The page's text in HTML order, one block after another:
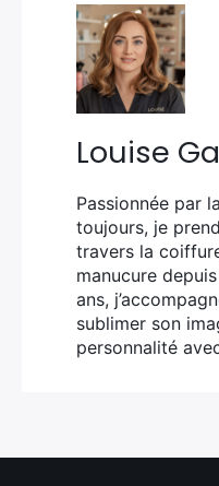
Louise
Passionnée par
toujours, je
travers la
manucure
ans,
sublimer son
personnalité